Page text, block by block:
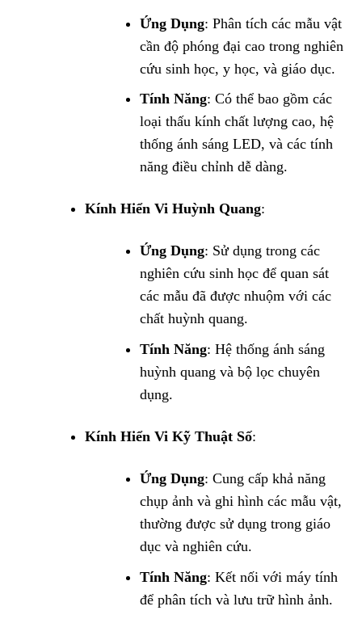
Ứng Dụng: Phân tích các mẫu vật
cần độ phóng đại cao trong nghiên
cứu sinh học, y học, và giáo dục.
Tính Năng: Có thể bao gồm các
loại thấu kính chất lượng cao, hệ
thống ánh sáng LED, và các tính
năng điều chỉnh dễ dàng.
Kính Hiển Vi Huỳnh Quang:
Ứng Dụng: Sử dụng trong các
nghiên cứu sinh học để quan sát
các mẫu đã được nhuộm với các
chất huỳnh quang.
Tính Năng: Hệ thống ánh sáng
huỳnh quang và bộ lọc chuyên
dụng.
Kính Hiển Vi Kỹ Thuật Số:
Ứng Dụng: Cung cấp khả năng
chụp ảnh và ghi hình các mẫu vật,
thường được sử dụng trong giáo
dục và nghiên cứu.
Tính Năng: Kết nối với máy tính
để phân tích và lưu trữ hình ảnh.